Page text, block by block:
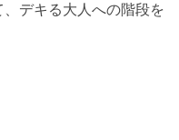
デキる大人への階段を